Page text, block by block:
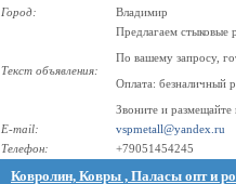
Город:
Владимир
Текст объявления:
Предлагаем стыковые
По вашему запросу,
Оплата: безналичный
Звоните и
E-mail:
vspmetall@yandex.ru
Телефон:
+79051454245
Ковролин, Ковры , Паласы опт и